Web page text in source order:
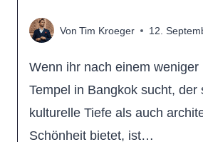
Von Tim Kroeger 12.
Wenn ihr nach einem weniger
Tempel in Bangkok sucht, der
kulturelle Tiefe als auch
Schönheit bietet, ist…